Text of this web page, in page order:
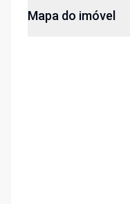
Mapa do imóvel